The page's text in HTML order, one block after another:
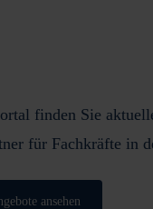
finden Sie
für Fachkräfte in
ansehen